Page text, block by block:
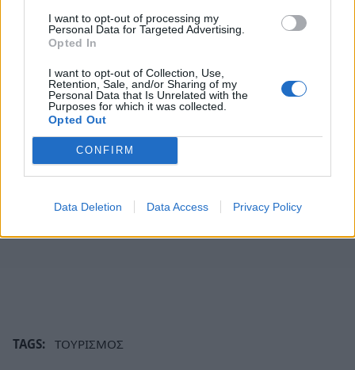
I want to opt-out of processing my
Personal Data for Targeted Advertising.
Opted In
I want to opt-out of Collection, Use,
Retention, Sale, and/or Sharing of my
Personal Data that Is Unrelated with the
Purposes for which it was collected.
Opted Out
CONFIRM
Data Deletion Data Access Privacy Policy
TAGS: ΤΟΥΡΙΣΜΟΣ